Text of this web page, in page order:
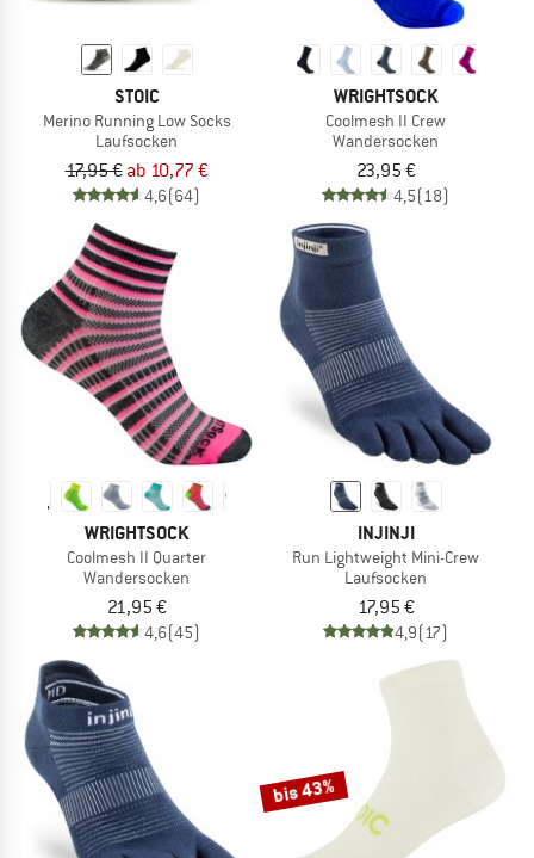
STOIC
Merino Running Low Socks
Laufsocken
17,95 € ab 10,77 €
4,6(64)
WRIGHTSOCK
Coolmesh II Crew
Wandersocken
23,95 €
4,5(18)
WRIGHTSOCK
Coolmesh II Quarter
Wandersocken
21,95 €
4,6(45)
INJINJI
Run Lightweight Mini-Crew
Laufsocken
17,95 €
4,9(17)
bis 43%